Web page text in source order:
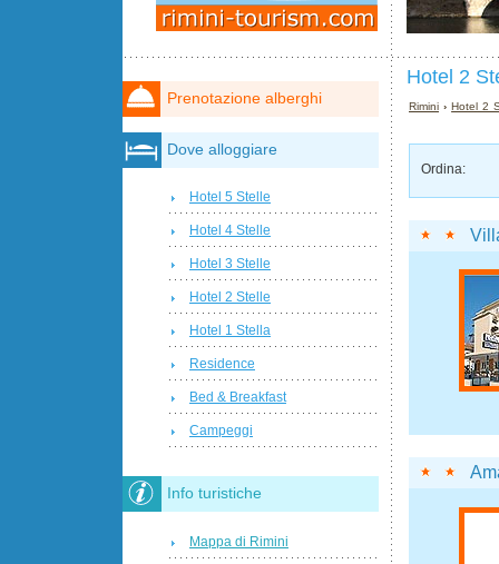
Hotel 2
Rimini ›Hotel 2
Ordina:
Prenotazione alberghi
Dove alloggiare
Hotel 5 Stelle
Hotel 4 Stelle
Hotel 3 Stelle
Hotel 2 Stelle
Hotel 1 Stella
Residence
Bed & Breakfast
Campeggi
Info turistiche
Mappa di Rimini